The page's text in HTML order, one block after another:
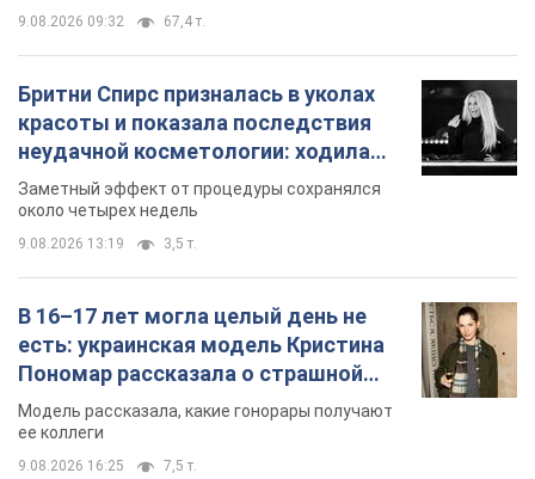
9.08.2026 09:32 67,4 т.
Бритни Спирс призналась в уколах
красоты и показала последствия
неудачной косметологии: ходила
так почти месяц
Заметный эффект от процедуры сохранялся
около четырех недель
9.08.2026 13:19 3,5 т.
В 16–17 лет могла целый день не
есть: украинская модель Кристина
Пономар рассказала о страшной
стороне модельной карьеры
Модель рассказала, какие гонорары получают
ее коллеги
9.08.2026 16:25 7,5 т.